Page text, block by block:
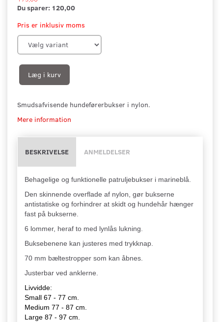
Du sparer: 120,00
Pris er inklusiv moms
Læg i kurv
Smudsafvisende hundeførerbukser i nylon.
Mere information
BESKRIVELSE ANMELDELSER
Behagelige og funktionelle patruljebukser i marineblå.
Den skinnende overflade af nylon, gør bukserne
antistatiske og forhindrer at skidt og hundehår hænger
fast på bukserne.
6 lommer, heraf to med lynlås lukning.
Buksebenene kan justeres med trykknap.
70 mm bæltestropper som kan åbnes.
Justerbar ved anklerne.
Livvidde:
Small 67 - 77 cm.
Medium 77 - 87 cm.
Large 87 - 97 cm.